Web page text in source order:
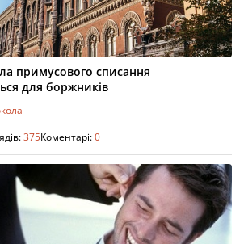
примусового списання
для боржників
375Коментарі:0